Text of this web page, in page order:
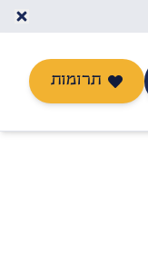
תרומה לישיבה
תרומות